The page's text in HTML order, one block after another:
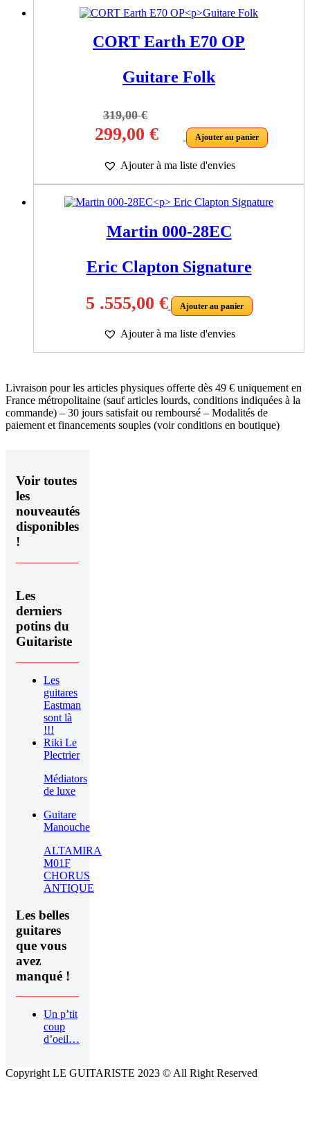
CORT Earth E70 OP
Guitare Folk
319,00€
Le
initial
était :
299,00 €Le
actuel
est :
Ajouter au panier
Ajouter à ma liste d'envies
Martin 000-28EC
Eric Clapton Signature
5 .555,00 € Ajouter au panier
Ajouter à ma liste d'envies
Livraison pour les articles physiques offerte dès 49 € uniquement en
France métropolitaine (sauf articles lourds, conditions indiquées à la
commande) – 30 jours satisfait ou remboursé – Modalités de
paiement et financements souples (voir conditions en boutique)
Voir toutes
les
nouveautés
disponibles
!
Les
derniers
potins du
Guitariste
Les
guitares
Eastman
sont là
!!!
Riki Le
Plectrier
Médiators
de luxe
Guitare
Manouche
ALTAMIRA
M01F
CHORUS
ANTIQUE
Les belles
guitares
que vous
avez
manqué !
Un p’tit
coup
d’oeil…
Copyright LE GUITARISTE 2023 © All Right Reserved